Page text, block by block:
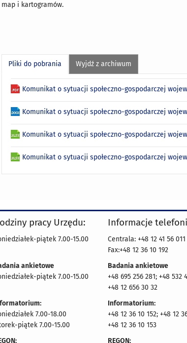
map i kartogramów.
Pliki do pobrania Wyjdź z archiwum
Komunikat o sytuacji społeczno-gospodarczej
Komunikat o sytuacji społeczno-gospodarczej
Komunikat o sytuacji społeczno-gospodarczej
Komunikat o sytuacji społeczno-gospodarczej
pracy Urzędu:
piątek 7.00-15.00
ankietowe
piątek 7.00-15.00
7.00-18.00
piątek 7.00-15.00
Informacje
Centrala: +48 12 41 56 011
Fax:+48 12 36 10 192
Badania ankietowe
+48 695 256 281; +48 532
+48 12 656 30 32
Informatorium:
+48 12 36 10 152; +48 12
+48 12 36 10 153
REGON: